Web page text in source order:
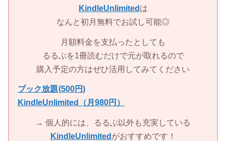
KindleUnlimited は
なんと初月無料でお試し可能◎
月額料金を支払ったとしても
るるぶを1冊読むだけで元が取れるので
購入予定の方はぜひ活用してみてください
ブック放題(500円)
KindleUnlimited（月980円）
→ 個人的には、るるぶ以外も充実している
KindleUnlimited がおすすめです！